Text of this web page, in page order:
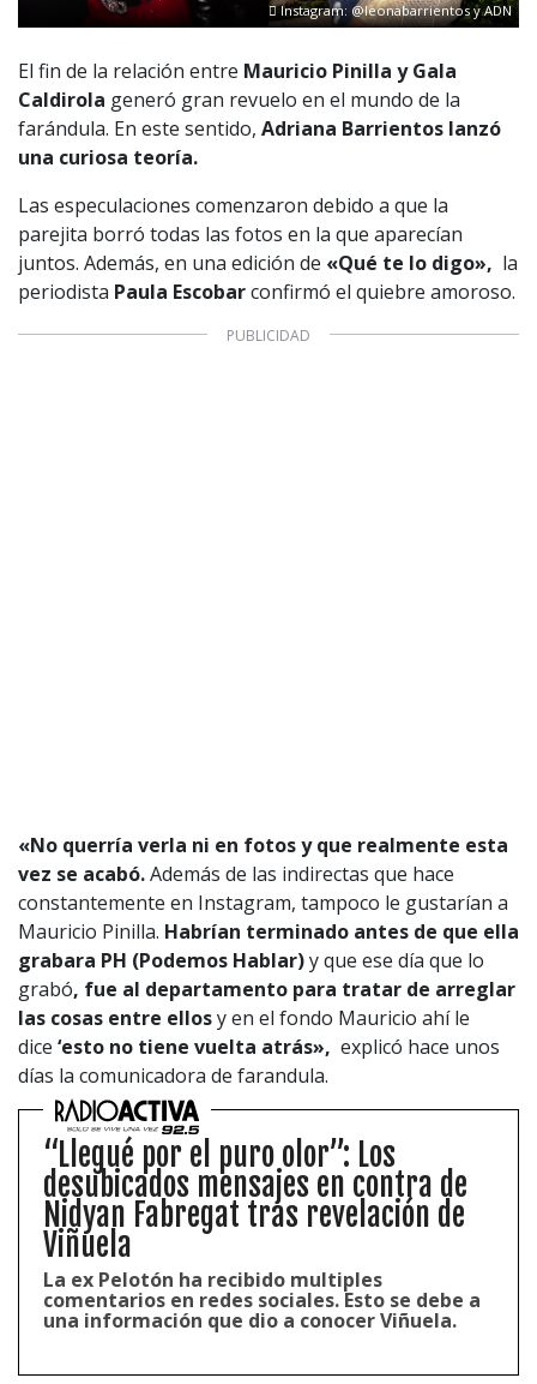
Instagram: @leonabarrientos y ADN
El fin de la relación entre Mauricio Pinilla y Gala
Caldirola generó gran revuelo en el mundo de la
farándula. En este sentido, Adriana Barrientos lanzó
una curiosa teoría.
Las especulaciones comenzaron debido a que la
parejita borró todas las fotos en la que aparecían
juntos. Además, en una edición de «Qué te lo digo», la
periodista Paula Escobarconfirmó el quiebre amoroso.
«No querría verla ni en fotos y que realmente esta
vez se acabó.Además de las indirectas que hace
constantemente en Instagram, tampoco le gustarían a
Mauricio Pinilla. Habrían terminado antes de que ella
grabara PH (Podemos Hablar)y que ese día que lo
grabó, fue al departamento para tratar de arreglar
las cosas entre ellosy en el fondo Mauricio ahí le
dice ‘esto no tiene vuelta atrás», explicó hace unos
días la comunicadora de farandula.
“Llegué por el puro olor”: Los
desubicados mensajes en contra de
Nidyan Fabregat tras revelación de
Viñuela
La ex Pelotón ha recibido multiples
comentarios en redes sociales. Esto se debe a
una información que dio a conocer Viñuela.